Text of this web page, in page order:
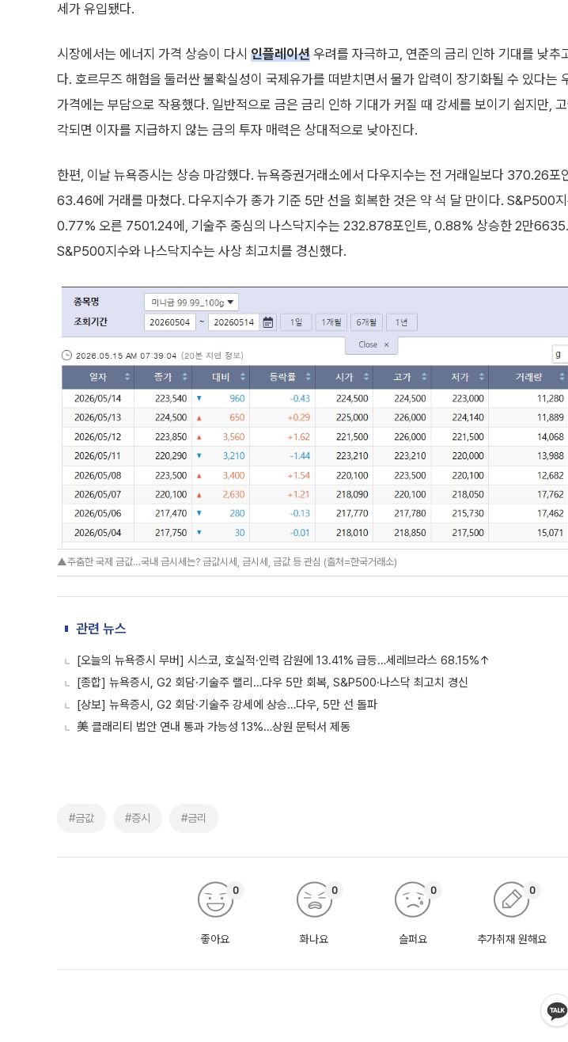
세가 유입됐다.
시장에서는 에너지 가격 상승이 다시 인플레이션 우려를 자극하고, 연준의 금리 인하 기대를 낮추
다. 호르무즈 해협을 둘러싼 불확실성이 국제유가를 떠받치면서 물가 압력이 장기화될 수 있다는
가격에는 부담으로 작용했다. 일반적으로 금은 금리 인하 기대가 커질 때 강세를 보이기 쉽지만,
각되면 이자를 지급하지 않는 금의 투자 매력은 상대적으로 낮아진다.
한편, 이날 뉴욕증시는 상승 마감했다. 뉴욕증권거래소에서 다우지수는 전 거래일보다 370.26
63.46에 거래를 마쳤다. 다우지수가 종가 기준 5만 선을 회복한 것은 약 석 달 만이다. S&P500
0.77% 오른 7501.24에, 기술주 중심의 나스닥지수는 232.878포인트, 0.88% 상승한 2만
S&P500지수와 나스닥지수는 사상 최고치를 경신했다.
▲주춤한 국제 금값…국내 금시세는? 금값시세, 금시세, 금값 등 관심 (출처=한국거래소)
관련 뉴스
[오늘의 뉴욕증시 무버] 시스코, 호실적·인력 감원에 13.41% 급등…세레브라스 68.15%↑
[종합] 뉴욕증시, G2 회담·기술주 랠리…다우 5만 회복, S&P500·나스닥 최고치 경신
[상보] 뉴욕증시, G2 회담·기술주 강세에 상승…다우, 5만 선 돌파
美 클래리티 법안 연내 통과 가능성 13%…상원 문턱서 제동
#금값 #증시 #금리
좋아요
0
화나요
0
슬퍼요
0
추가취재 원해요
0